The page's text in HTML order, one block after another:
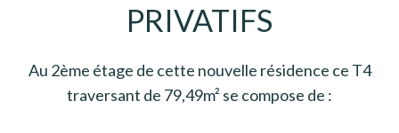
PRIVATIFS
Au 2ème étage de cette nouvelle résidence ce T4
traversant de 79,49m² se compose de :